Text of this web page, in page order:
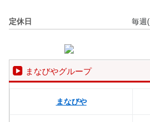
定休日 毎週
まなびやグループ
まなびや